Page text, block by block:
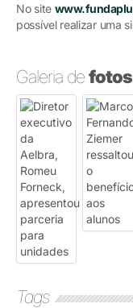
No site
possível realizar uma
Galeria defotos
Tags